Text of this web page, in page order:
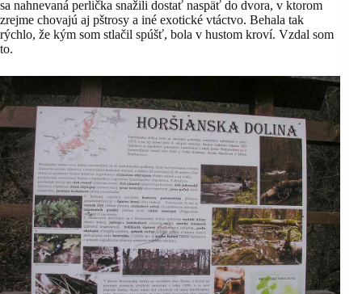
sa nahnevaná perlička snažili dostať naspäť do dvora, v ktorom
zrejme chovajú aj pštrosy a iné exotické vtáctvo. Behala tak
rýchlo, že kým som stlačil spúšť, bola v hustom kroví. Vzdal som
to.